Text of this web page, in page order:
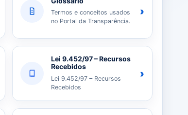
Termos e conceitos usados
no Portal da Transparência.
›
Lei 9.452/97 – Recursos
Recebidos
Lei 9.452/97 – Recursos
Recebidos
›